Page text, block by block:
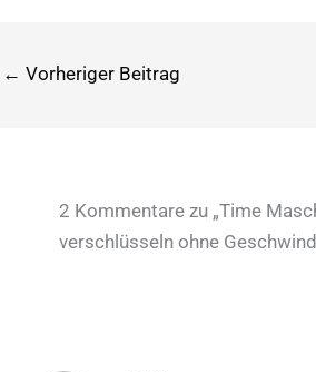
← Vorheriger Beitrag
2 Kommentare zu „Time
verschlüsseln ohne